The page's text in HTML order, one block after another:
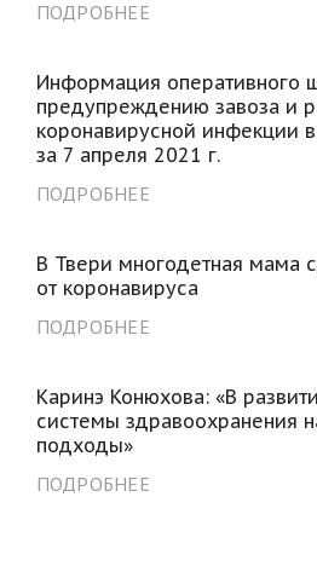
ПОДРОБНЕЕ
Информация оперативного
предупреждению завоза и
коронавирусной инфекции
за 7 апреля 2021 г.
ПОДРОБНЕЕ
В Твери многодетная мама
от коронавируса
ПОДРОБНЕЕ
Каринэ Конюхова: «В
системы здравоохранения
подходы»
ПОДРОБНЕЕ